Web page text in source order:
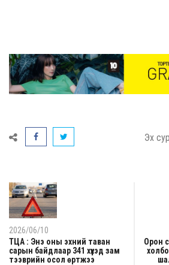
Эх
2026/06/10
ТЦА : Энэ оны эхний таван
сарын байдлаар 341 хүүхэд зам
тээврийн осол өртжээ
Орон